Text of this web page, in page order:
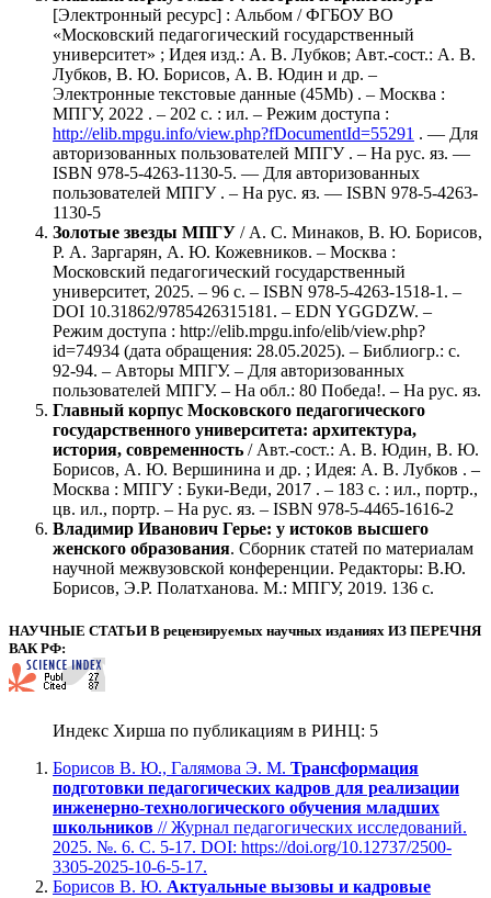
[Электронный ресурс] : Альбом / ФГБОУ ВО
«Московский педагогический государственный
университет» ; Идея изд.: А. В. Лубков; Авт.-сост.: А. В.
Лубков, В. Ю. Борисов, А. В. Юдин и др. –
Электронные текстовые данные (45Mb) . – Москва :
МПГУ, 2022 . – 202 с. : ил. – Режим доступа :
http://elib.mpgu.info/view.php?fDocumentId=55291 . — Для
авторизованных пользователей МПГУ . – На рус. яз. —
ISBN 978-5-4263-1130-5. — Для авторизованных
пользователей МПГУ . – На рус. яз. — ISBN 978-5-4263-
1130-5
Золотые звезды МПГУ / А. С. Минаков, В. Ю. Борисов,
Р. А. Заргарян, А. Ю. Кожевников. – Москва :
Московский педагогический государственный
университет, 2025. – 96 с. – ISBN 978-5-4263-1518-1. –
DOI 10.31862/9785426315181. – EDN YGGDZW. –
Режим доступа : http://elib.mpgu.info/elib/view.php?
id=74934 (дата обращения: 28.05.2025). – Библиогр.: с.
92-94. – Авторы МПГУ. – Для авторизованных
пользователей МПГУ. – На обл.: 80 Победа!. – На рус. яз.
Главный корпус Московского педагогического
государственного университета: архитектура,
история, современность / Авт.-сост.: А. В. Юдин, В. Ю.
Борисов, А. Ю. Вершинина и др. ; Идея: А. В. Лубков . –
Москва : МПГУ : Буки-Веди, 2017 . – 183 с. : ил., портр.,
цв. ил., портр. – На рус. яз. – ISBN 978-5-4465-1616-2
Владимир Иванович Герье: у истоков высшего
женского образования. Сборник статей по материалам
научной межвузовской конференции. Редакторы: В.Ю.
Борисов, Э.Р. Полатханова. М.: МПГУ, 2019. 136 с.
НАУЧНЫЕ СТАТЬИ В рецензируемых научных изданиях ИЗ ПЕРЕЧНЯ
ВАК РФ:
Индекс Хирша по публикациям в РИНЦ: 5
Борисов В. Ю., Галямова Э. М. Трансформация
подготовки педагогических кадров для реализации
инженерно-технологического обучения младших
школьников // Журнал педагогических исследований.
2025. №. 6. С. 5-17. DOI: https://doi.org/10.12737/2500-
3305-2025-10-6-5-17.
Борисов В. Ю. Актуальные вызовы и кадровые